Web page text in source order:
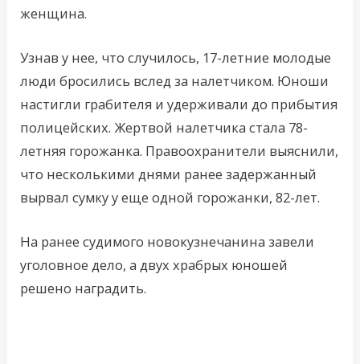
женщина.
Узнав у нее, что случилось, 17-летние молодые
люди бросились вслед за налетчиком. Юноши
настигли грабителя и удерживали до прибытия
полицейских. Жертвой налетчика стала 78-
летняя горожанка. Правоохранители выяснили,
что несколькими днями ранее задержанный
вырвал сумку у еще одной горожанки, 82-лет.
На ранее судимого новокузнечанина завели
уголовное дело, а двух храбрых юношей
решено наградить.